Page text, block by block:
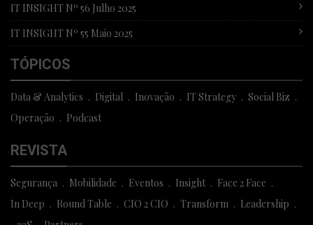
IT INSIGHT Nº 56 Julho 2025
IT INSIGHT Nº 55 Maio 2025
TÓPICOS
Data & Analytics Digital Inovação IT Strategy
Social Biz
Operação
Podcast
REVISTA
Segurança Mobilidade Eventos Insight
Face 2 Face
In Deep
Round Table CIO 2 CIO Transform
Leadership